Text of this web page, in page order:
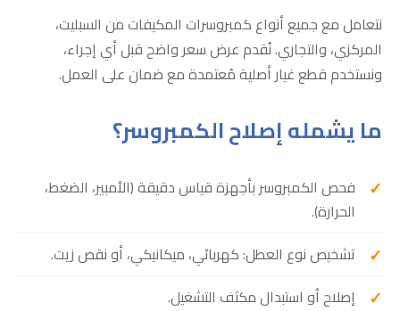
نتعامل مع جميع أنواع كمبروسرات المكيفات من السبليت،
المركزي، والتجاري. نُقدم عرض سعر واضح قبل أي إجراء،
ونستخدم قطع غيار أصلية مُعتمدة مع ضمان على العمل.
ما يشمله إصلاح الكمبروسر؟
فحص الكمبروسر بأجهزة قياس دقيقة (الأمبير، الضغط،
الحرارة).
تشخيص نوع العطل: كهربائي، ميكانيكي، أو نقص زيت.
إصلاح أو استبدال مكثف التشغيل.